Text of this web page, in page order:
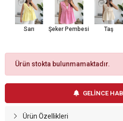
Sarı Şeker Pembesi Taş
Ürün stokta bulunmamaktadır.
GELİNCE
Ürün Özellikleri